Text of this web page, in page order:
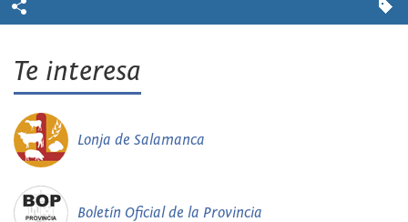
Te interesa
Lonja de Salamanca
Boletín Oficial de la Provincia